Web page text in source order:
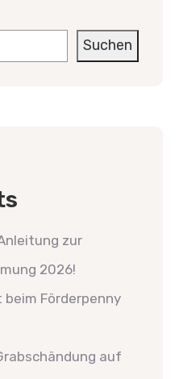
Suchen
zur
2026!
beim Förderpenny
auf